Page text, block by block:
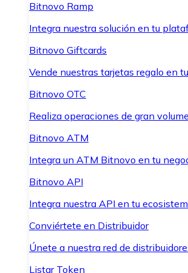
Bitnovo Ramp
Integra nuestra solución en tu
Bitnovo Giftcards
Vende nuestras tarjetas regalo en
Bitnovo OTC
Realiza operaciones de gran
Bitnovo ATM
Integra un ATM Bitnovo en tu
Bitnovo API
Integra nuestra API en tu
Conviértete en Distribuidor
Únete a nuestra red de
Listar Token